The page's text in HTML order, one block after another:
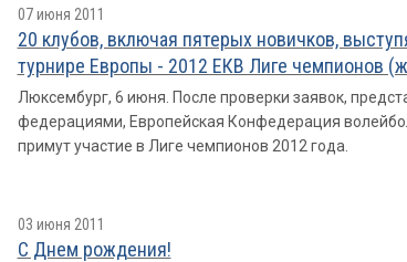
07 июня 2011
20 клубов, включая пятерых новичков,
турнире Европы - 2012 ЕКВ Лиге чемпионов
Люксембург, 6 июня. После проверки заявок,
федерациями, Европейская Конфедерация
примут участие в Лиге чемпионов 2012 года.
03 июня 2011
С Днем рождения!